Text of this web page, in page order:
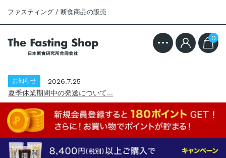
ファスティング / 断食商品の販売
0
夏季休業期間中の発送について...
お知らせ
2026.7.29
お知らせ
2026.7.25
夏季休業期間中の発送について...
令和8年熊本地震の影響によるお荷物のお届...
お知らせ
2026.7.25
夏季休業期間中の発送について...